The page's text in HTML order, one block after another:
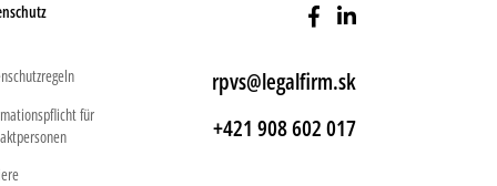
für
rpvs@legalfirm.sk
+421 908 602 017